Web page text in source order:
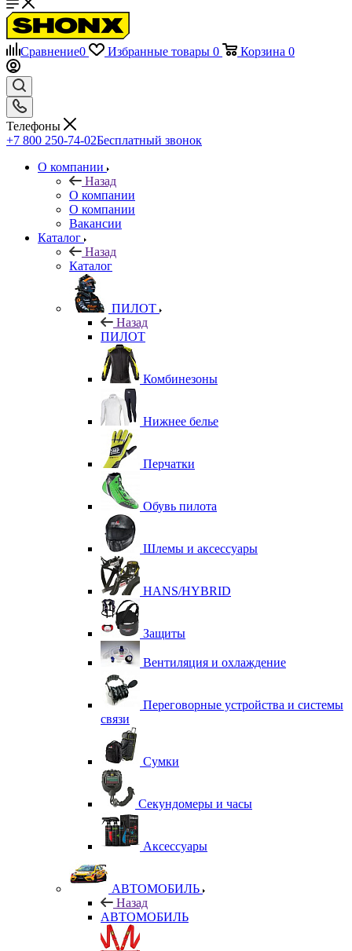
Сравнение0 Избранные товары 0 Корзина 0
Телефоны
+7 800 250-74-02Бесплатный звонок
О компании
Назад
О компании
О компании
Вакансии
Каталог
Назад
Каталог
ПИЛОТ
Назад
ПИЛОТ
Комбинезоны
Нижнее белье
Перчатки
Обувь пилота
Шлемы и аксессуары
HANS/HYBRID
Защиты
Вентиляция и охлаждение
Переговорные устройства и системы
связи
Сумки
Секундомеры и часы
Аксессуары
АВТОМОБИЛЬ
Назад
АВТОМОБИЛЬ